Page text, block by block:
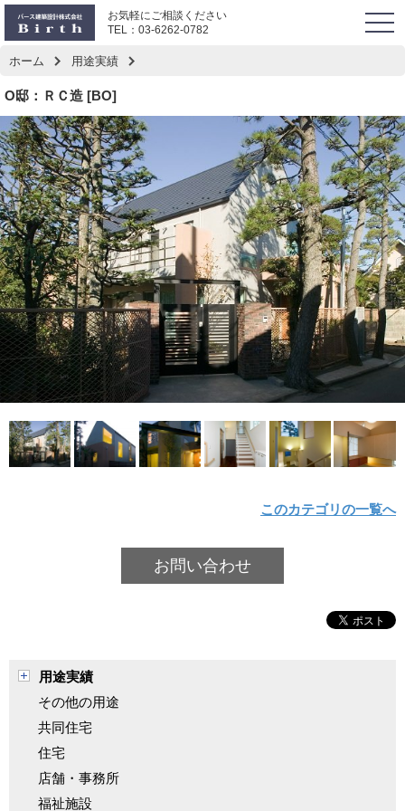
お気軽にご相談ください
TEL： 03-6262-0782
ホーム 用途実績
O邸：ＲＣ造 [BO]
このカテゴリの一覧へ
お問い合わせ
用途実績
その他の用途
共同住宅
住宅
店舗・事務所
福祉施設